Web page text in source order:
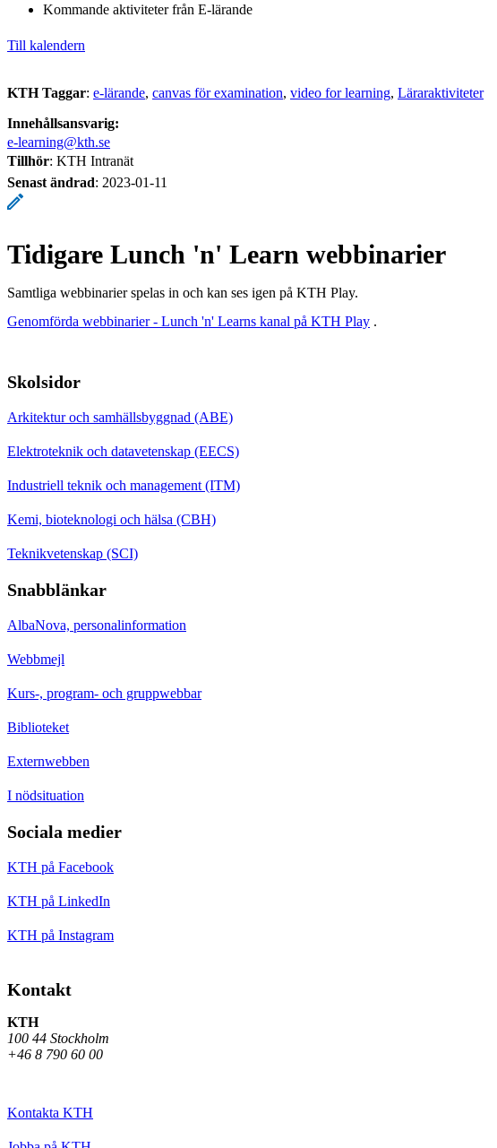
Kommande aktiviteter från E-lärande
Till kalendern
KTH Taggar: e-lärande canvas för examination video for learning Läraraktiviteter
Innehållsansvarig:
e-learning@kth.se
Tillhör: KTH Intranät
Senast ändrad: 2023-01-11
Tidigare Lunch 'n' Learn webbinarier
Samtliga webbinarier spelas in och kan ses igen på KTH Play.
Genomförda webbinarier - Lunch 'n' Learns kanal på KTH Play .
Skolsidor
Arkitektur och samhällsbyggnad (ABE)
Elektroteknik och datavetenskap (EECS)
Industriell teknik och management (ITM)
Kemi, bioteknologi och hälsa (CBH)
Teknikvetenskap (SCI)
Snabblänkar
AlbaNova, personalinformation
Webbmejl
Kurs-, program- och gruppwebbar
Biblioteket
Externwebben
I nödsituation
Sociala medier
KTH på Facebook
KTH på LinkedIn
KTH på Instagram
Kontakt
KTH
100 44 Stockholm
+46 8 790 60 00
Kontakta KTH